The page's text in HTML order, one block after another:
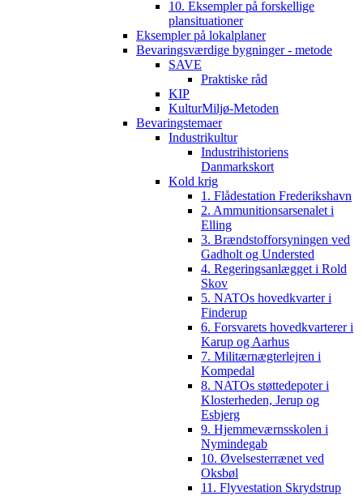
10. Eksempler på forskellige
plansituationer
Eksempler på lokalplaner
Bevaringsværdige bygninger - metode
SAVE
Praktiske råd
KIP
KulturMiljø-Metoden
Bevaringstemaer
Industrikultur
Industrihistoriens
Danmarkskort
Kold krig
1. Flådestation Frederikshavn
2. Ammunitionsarsenalet i
Elling
3. Brændstofforsyningen ved
Gadholt og Understed
4. Regeringsanlægget i Rold
Skov
5. NATOs hovedkvarter i
Finderup
6. Forsvarets hovedkvarterer i
Karup og Aarhus
7. Militærnægterlejren i
Kompedal
8. NATOs støttedepoter i
Klosterheden, Jerup og
Esbjerg
9. Hjemmeværnsskolen i
Nymindegab
10. Øvelsesterrænet ved
Oksbøl
11. Flyvestation Skrydstrup